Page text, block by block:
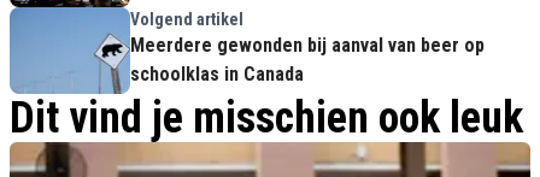
Volgend artikel
Meerdere gewonden bij aanval van beer op
schoolklas in Canada
Dit vind je misschien ook leuk